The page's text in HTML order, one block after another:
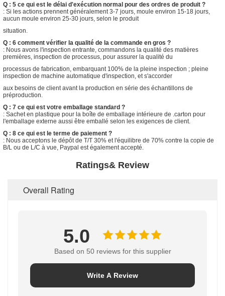
Q : 5 ce qui est le délai d'exécution normal pour des ordres de produit ?
: Si les actions prennent généralement 3-7 jours, moule environ 15-18 jours,
aucun moule environ 25-30 jours, selon le produit
situation.
Q : 6 comment vérifier la qualité de la commande en gros ?
: Nous avons l'inspection entrante, commandons la qualité des matières
premières, inspection de processus, pour assurer la qualité du
processus de fabrication, embarquant 100% de la pleine inspection ; pleine
inspection de machine automatique d'inspection, et s'accorder
aux besoins de client avant la production en série des échantillons de
préproduction.
Q : 7 ce qui est votre emballage standard ?
: Sachet en plastique pour la boîte de emballage intérieure de .carton pour
l'emballage externe aussi être emballé selon les exigences de client.
Q : 8 ce qui est le terme de paiement ?
: Nous acceptons le dépôt de T/T 30% et l'équilibre de 70% contre la copie de
B/L ou de L/C à vue, Paypal est également accepté.
Ratings& Review
Overall Rating
5.0
Based on 50 reviews for this supplier
Write A Review